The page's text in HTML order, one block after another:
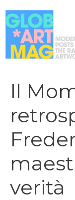
al
contenuto
Il
verità